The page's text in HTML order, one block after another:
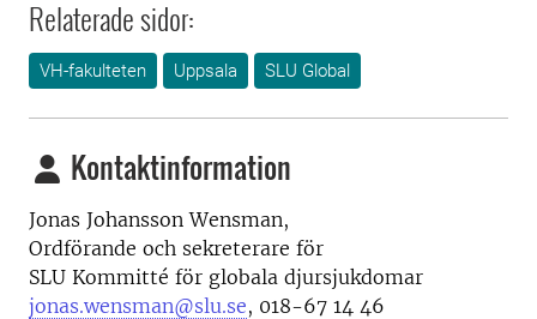
Relaterade sidor:
VH-fakulteten Uppsala SLU Global
Kontaktinformation
Jonas Johansson Wensman,
Ordförande och sekreterare för
SLU Kommitté för globala djursjukdomar
jonas.wensman@slu.se, 018-67 14 46